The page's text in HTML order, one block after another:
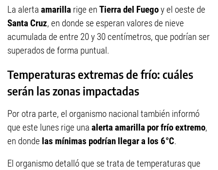
La alerta amarilla rige en Tierra del Fuegoy el oeste de
Santa Cruz, en donde se esperan valores de nieve
acumulada de entre 20 y 30 centímetros, que podrían ser
superados de forma puntual.
Temperaturas extremas de frío: cuáles
serán las zonas impactadas
Por otra parte, el organismo nacional también informó
que este lunes rige una alerta amarilla por frío extremo,
en donde las mínimas podrían llegar a los 6°C.
El organismo detalló que se trata de temperaturas que